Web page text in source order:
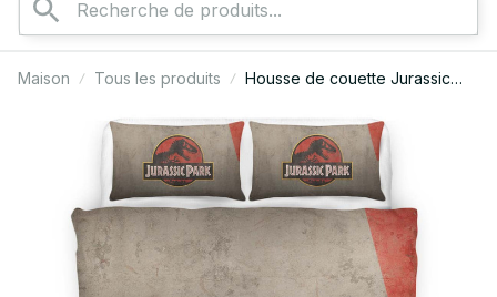
Maison Tous les produits
Housse de couette Jurassic